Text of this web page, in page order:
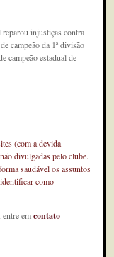
reparou injustiças contra
campeão da 1ª divisão
campeão estadual de
(com a devida
divulgadas pelo clube.
saudável os assuntos
como
entre emcontato